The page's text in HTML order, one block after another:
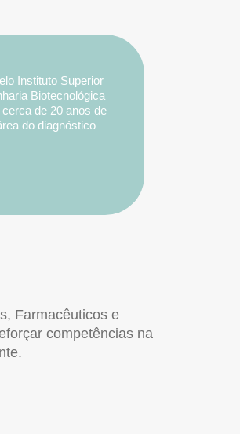
Instituto Superior
Biotecnológica
de 20 anos de
do diagnóstico
de infeções
Farmacêuticos e
competências na